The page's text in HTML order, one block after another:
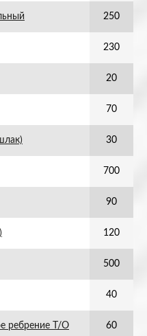
250
230
20
70
30
700
90
120
500
40
ребрение Т/О 60